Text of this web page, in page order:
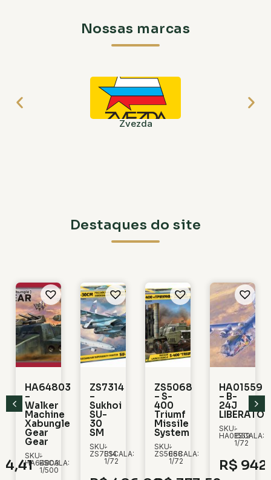
Nossas marcas
Zvezda
Destaques do site
HA64803
–
Walker
Machine
Xabungle
Gear
Gear
SKU:
HA64803
-
ESCALA:
1/500
ZS7314
–
Sukhoi
SU-
30
SM
SKU:
ZS7314
-
ESCALA:
1/72
ZS5068
– S-
400
Triumf
Missile
System
SKU:
ZS5068
-
ESCALA:
1/72
HA01559
– B-
24J
LIBERATOR
SKU:
HA01559
-
ESCALA:
1/72
R$